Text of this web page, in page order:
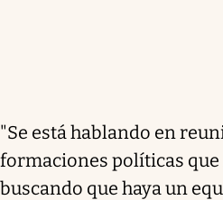
"Se está hablando en
formaciones políticas que
buscando que haya un